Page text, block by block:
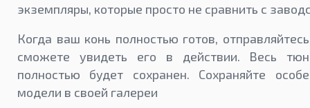
экземпляры, которые просто не сравнить с
Когда ваш конь полностью готов,
сможете увидеть его в действии. Весь
полностью будет сохранен. Сохраняйте
модели в своей галереи